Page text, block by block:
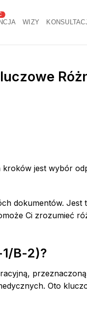
WIZY
jest wybór
dokumentów. Jest
Ci zrozumieć
B-2)?
Oto